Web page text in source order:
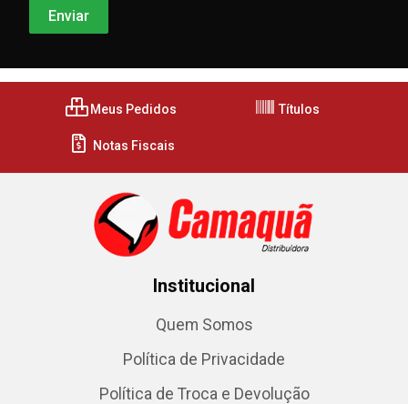
Meus Pedidos Títulos
Notas Fiscais
Institucional
Quem Somos
Política de Privacidade
Política de Troca e Devolução